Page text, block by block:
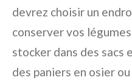
devrez choisir un
conserver vos
stocker dans des sacs
des paniers en osier